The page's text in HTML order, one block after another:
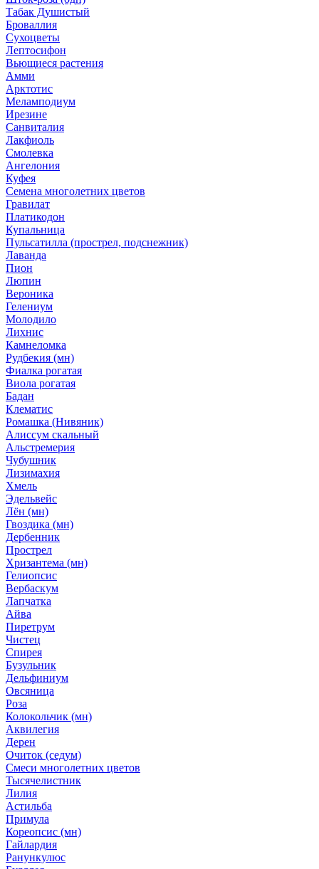
Табак Душистый
Броваллия
Сухоцветы
Лептосифон
Вьющиеся растения
Амми
Арктотис
Меламподиум
Ирезине
Санвиталия
Лакфиоль
Смолевка
Ангелония
Куфея
Семена многолетних цветов
Гравилат
Платикодон
Купальница
Пульсатилла (прострел, подснежник)
Лаванда
Пион
Люпин
Вероника
Гелениум
Молодило
Лихнис
Камнеломка
Рудбекия (мн)
Фиалка рогатая
Виола рогатая
Бадан
Клематис
Ромашка (Нивяник)
Алиссум скальный
Альстремерия
Чубушник
Лизимахия
Хмель
Эдельвейс
Лён (мн)
Гвоздика (мн)
Дербенник
Прострел
Хризантема (мн)
Гелиопсис
Вербаскум
Лапчатка
Айва
Пиретрум
Чистец
Спирея
Бузульник
Дельфиниум
Овсяница
Роза
Колокольчик (мн)
Аквилегия
Дерен
Очиток (седум)
Смеси многолетних цветов
Тысячелистник
Лилия
Астильба
Примула
Кореопсис (мн)
Гайлардия
Ранункулюс